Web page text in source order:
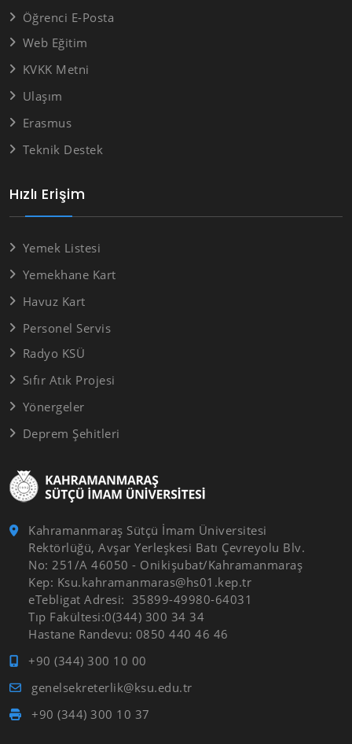
Kahramanmaraş Sütçü İmam Üniversitesi
Rektörlüğü, Avşar Yerleşkesi Batı Çevreyolu Blv.
No: 251/A 46050 - Onikişubat/Kahramanmaraş
Kep: Ksu.kahramanmaras@hs01.kep.tr
eTebligat Adresi: 35899-49980-64031
Tıp Fakültesi:0(344) 300 34 34
Hastane Randevu: 0850 440 46 46
+90 (344) 300 10 00
genelsekreterlik@ksu.edu.tr
+90 (344) 300 10 37
Hızlı Erişim
Yemek Listesi
Yemekhane Kart
Havuz Kart
Personel Servis
Radyo KSÜ
Sıfır Atık Projesi
Yönergeler
Deprem Şehitleri
Öğrenci E-Posta
Web Eğitim
KVKK Metni
Ulaşım
Erasmus
Teknik Destek